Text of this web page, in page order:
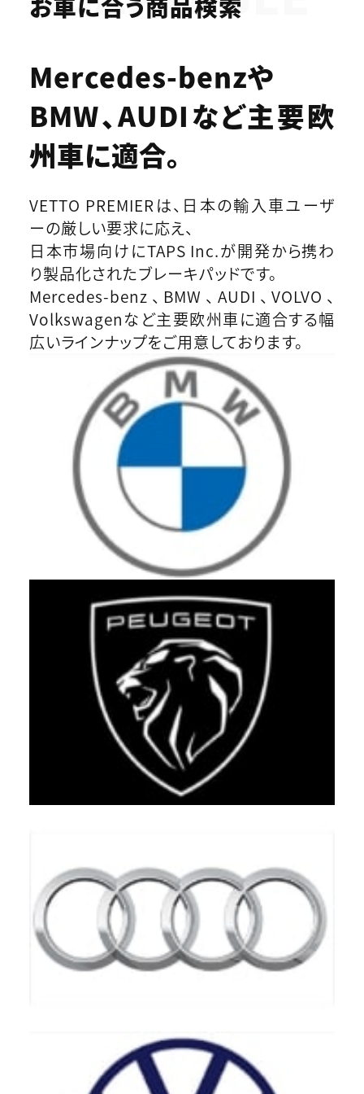
Mercedes-benzや
BMW、AUDIなど主要欧
州車に適合。
VETTO PREMIERは、日本の輸入車ユーザ
ーの厳しい要求に応え、
日本市場向けにTAPS Inc.が開発から携わ
り製品化されたブレーキパッドです。
Mercedes-benz、BMW、AUDI、VOLVO、
Volkswagenなど主要欧州車に適合する幅
広いラインナップをご用意しております。